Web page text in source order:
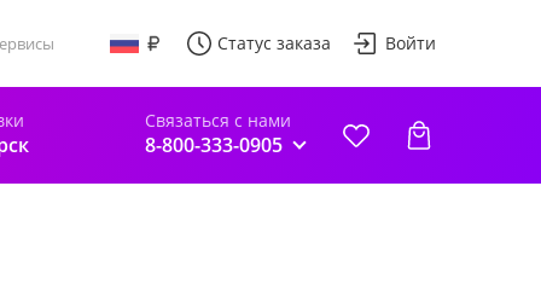
Статус заказа Войти
Связаться с нами
8-800-333-0905